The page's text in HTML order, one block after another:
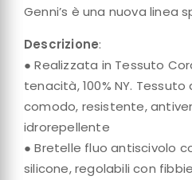
Genni’s è una nuova linea
Descrizione:
● Realizzata in Tessuto
tenacità, 100% NY.
comodo, resistente,
idrorepellente
● Bretelle fluo antiscivolo
silicone, regolabili con